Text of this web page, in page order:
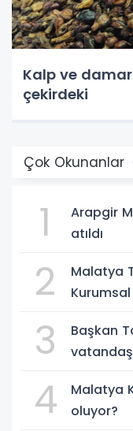
Kalp ve
çekirdeki
Çok Okunanlar
1
Arapgir
atıldı
2
Malatya
3
Başkan
4
Malatya
oluyor?